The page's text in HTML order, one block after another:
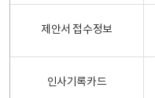
제안서 접수정보
인사기록카드